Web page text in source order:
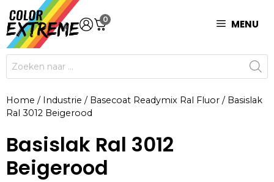
Ga
naar
de
inhoud
0 MENU
Producten
zoeken
Home / Industrie / Basecoat Readymix Ral Fluor / Basislak
Ral 3012 Beigerood
Basislak Ral 3012
Beigerood